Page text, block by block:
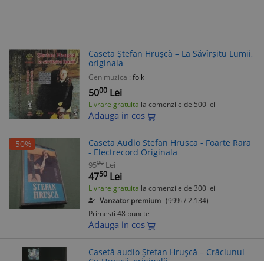
Caseta Ștefan Hrușcă ‎– La Săvîrșitu Lumii,
originala
Gen muzical: folk
5000 Lei
Livrare gratuita la comenzile de 500 lei
Adauga in cos
-50%
Caseta Audio Stefan Hrusca - Foarte Rara
- Electrecord Originala
9500 Lei
4750 Lei
Livrare gratuita la comenzile de 300 lei
Vanzator premium (99% / 2.134)
Primesti 48 puncte
Adauga in cos
Casetă audio Ștefan Hrușcă ‎– Crăciunul